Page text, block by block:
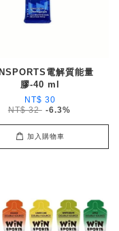
電解質能量
膠-40 ml
NT$ 30
NT$ 32 -6.3%
加入購物車